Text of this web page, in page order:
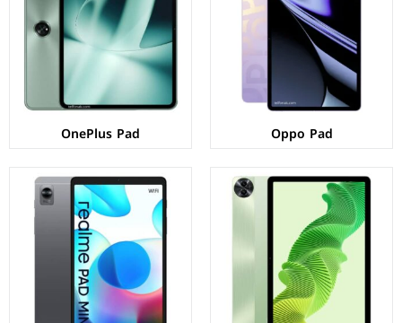
Oppo Pad
OnePlus Pad
خلفية 8 م.ب/ امامية 8 م.ب
الذاكرة+الرام:128/256 + 6/8 جيجابايت
نظام التشغيل:Android 13
البطارية:8360 مللي امبير - 33 واط
عرض المواصفات ←
الكاميرات:
خلفية 8 م.ب/ امامية 5 م.ب.
الذاكرة+الرام:32/64 + 3/4 جيجابايت
نظام التشغيل:Android 11
البطارية:6400 ملي امبير - 18 واط
عرض المواصفات ←
الشاشة:IPS LCD بحجم 10.4 بوصة بدقة 1200px
المعالج:Mediatek MT6769V/CU Helio G80
الكاميرات:خلفية 8 م.ب/ امامية 8 م.ب.
الذاكرة+الرام:32/64/128 + 3/4/6 جيجابايت.
نظام التشغيل:Android 11
عرض المواصفات ←
الشاشة:ديناميك اموليد بحجم 14.6" بدقة 1848px
المعالج:
الكاميرات:
خلفية 13+8 م.ب/ امامية 12+12 م.ب.
الذاكرة+الرام:256/512/1024 + 12/16 جيجابايت
نظام التشغيل:Android 13
البطارية:
عرض المواصفات ←